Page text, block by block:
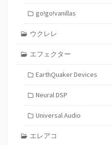
go!go!vanillas
ウクレレ
エフェクター
EarthQuaker Devices
Neural DSP
Universal Audio
エレアコ